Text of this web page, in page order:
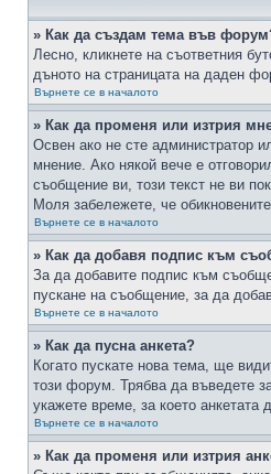
» Как да създам тема във
Лесно, кликнете на съответния
дъното на страницата на даден
Върнете се в началото
» Как да променя или изтрия
Освен ако не сте администратор
мнение. Ако някой вече е
съобщение ви, този текст не ви
Моля забележете, че
Върнете се в началото
» Как да добавя подпис към
За да добавите подпис към
пускане на съобщение, за да
Върнете се в началото
» Как да пусна анкета?
Когато пускате нова тема, ще
този форум. Трябва да въведете
укажете време, за което
Върнете се в началото
» Как да променя или изтрия